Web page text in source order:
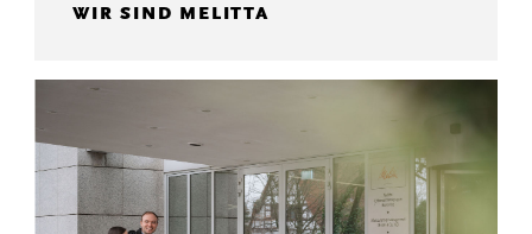
WIR SIND MELITTA